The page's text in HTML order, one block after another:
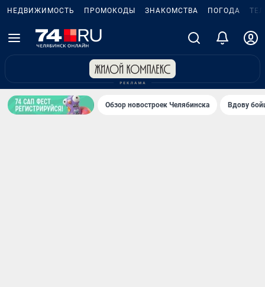
НЕДВИЖИМОСТЬ ПРОМОКОДЫ ЗНАКОМСТВА ПОГОДА
Обзор новостроек Челябинска Вдову